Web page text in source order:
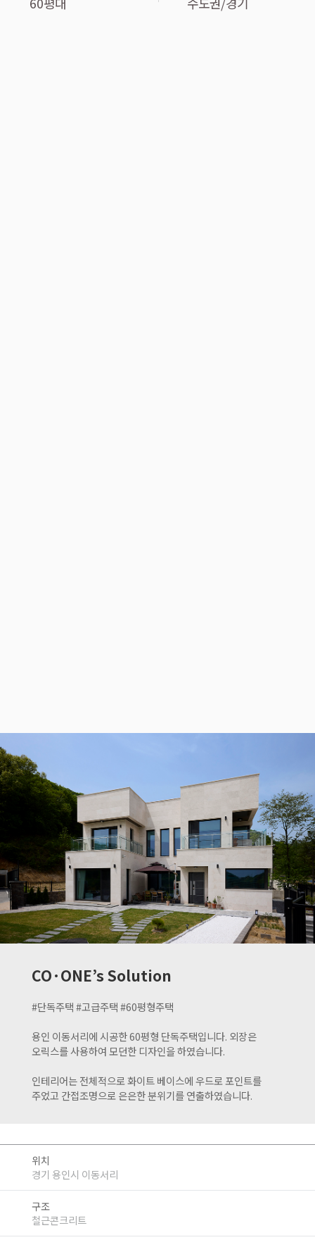
CO·ONE’s Solution
#단독주택 #고급주택 #60평형주택
용인 이동서리에 시공한 60평형 단독주택입니다. 외장은
오릭스를 사용하여 모던한 디자인을 하였습니다.
인테리어는 전체적으로 화이트 베이스에 우드로 포인트를
주었고 간접조명으로 은은한 분위기를 연출하였습니다.
위치
경기 용인시 이동서리
구조
철근콘크리트